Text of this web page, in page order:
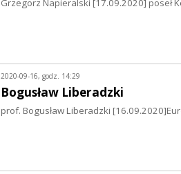
Grzegorz Napieralski [17.09.2020] poseł
2020-09-16, godz. 14:29
Bogusław Liberadzki
prof. Bogusław Liberadzki